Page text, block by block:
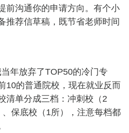
前沟通你的申请方向。有个小
推荐信草稿，既节省老师时间
年放弃了TOP50的冷门专
10的普通院校，现在就业反而
清单分成三档：冲刺校（2
保底校（1所），注意每档都